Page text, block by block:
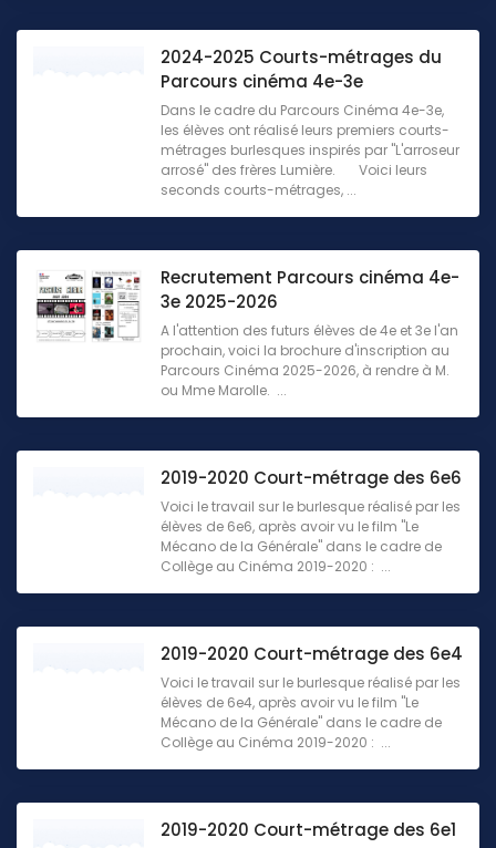
2024-2025 Courts-métrages du
Parcours cinéma 4e-3e
Dans le cadre du Parcours Cinéma 4e-3e,
les élèves ont réalisé leurs premiers courts-
métrages burlesques inspirés par "L'arroseur
arrosé" des frères Lumière. Voici leurs
seconds courts-métrages, ...
Recrutement Parcours cinéma 4e-
3e 2025-2026
A l'attention des futurs élèves de 4e et 3e l'an
prochain, voici la brochure d'inscription au
Parcours Cinéma 2025-2026, à rendre à M.
ou Mme Marolle. ...
2019-2020 Court-métrage des 6e6
Voici le travail sur le burlesque réalisé par les
élèves de 6e6, après avoir vu le film "Le
Mécano de la Générale" dans le cadre de
Collège au Cinéma 2019-2020 : ...
2019-2020 Court-métrage des 6e4
Voici le travail sur le burlesque réalisé par les
élèves de 6e4, après avoir vu le film "Le
Mécano de la Générale" dans le cadre de
Collège au Cinéma 2019-2020 : ...
2019-2020 Court-métrage des 6e1